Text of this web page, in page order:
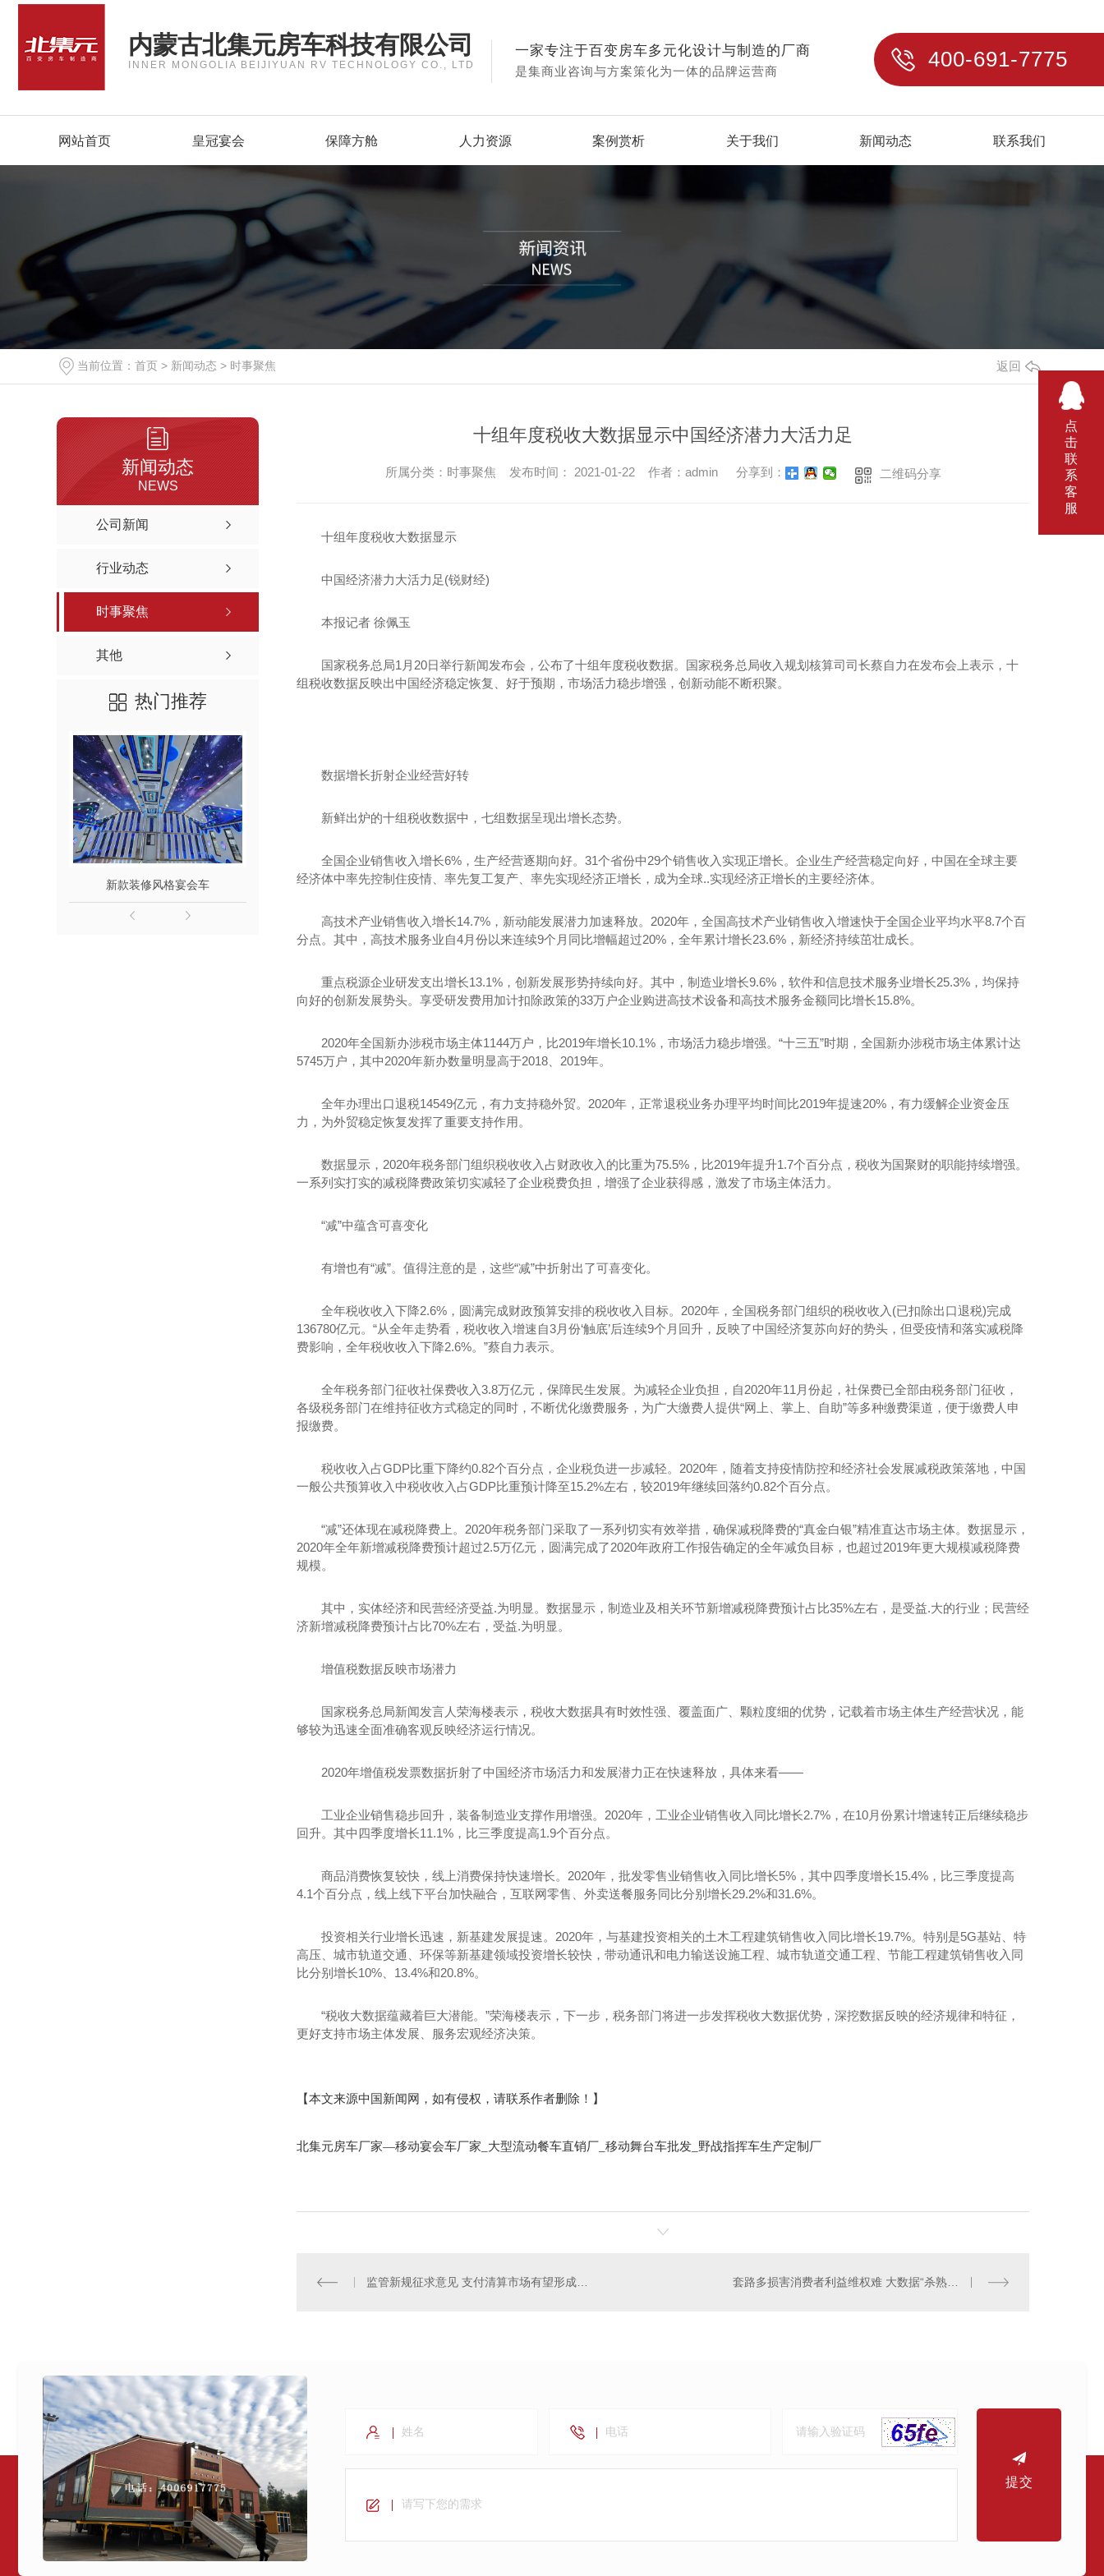
内蒙古北集元房车科技有限公司
INNER MONGOLIA BEIJIYUAN RV TECHNOLOGY CO., LTD
一家专注于百变房车多元化设计与制造的厂商
是集商业咨询与方案策化为一体的品牌运营商 400-691-7775
网站首页 皇冠宴会 保障方舱 人力资源 案例赏析 关于我们 新闻动态 联系我们
当前位置： 首页 > 新闻动态 > 时事聚焦 返回
新闻动态
NEWS
公司新闻
行业动态
时事聚焦
其他
热门推荐
新款装修风格宴会车 6.8米餐住一体多功能车 金标皇冠15米长宴会餐车 新款20桌宴会车厂家
十组年度税收大数据显示中国经济潜力大活力足
所属分类：时事聚焦 发布时间： 2021-01-22 作者：admin 分享到： 二维码分享
十组年度税收大数据显示
中国经济潜力大活力足(锐财经)
本报记者 徐佩玉
国家税务总局1月20日举行新闻发布会，公布了十组年度税收数据。国家税务总局收入规划核算司司长蔡自力在发布会上表示，十
组税收数据反映出中国经济稳定恢复、好于预期，市场活力稳步增强，创新动能不断积聚。
数据增长折射企业经营好转
新鲜出炉的十组税收数据中，七组数据呈现出增长态势。
全国企业销售收入增长6%，生产经营逐期向好。31个省份中29个销售收入实现正增长。企业生产经营稳定向好，中国在全球主要
经济体中率先控制住疫情、率先复工复产、率先实现经济正增长，成为全球..实现经济正增长的主要经济体。
高技术产业销售收入增长14.7%，新动能发展潜力加速释放。2020年，全国高技术产业销售收入增速快于全国企业平均水平8.7个百
分点。其中，高技术服务业自4月份以来连续9个月同比增幅超过20%，全年累计增长23.6%，新经济持续茁壮成长。
重点税源企业研发支出增长13.1%，创新发展形势持续向好。其中，制造业增长9.6%，软件和信息技术服务业增长25.3%，均保持
向好的创新发展势头。享受研发费用加计扣除政策的33万户企业购进高技术设备和高技术服务金额同比增长15.8%。
2020年全国新办涉税市场主体1144万户，比2019年增长10.1%，市场活力稳步增强。“十三五”时期，全国新办涉税市场主体累计达
5745万户，其中2020年新办数量明显高于2018、2019年。
全年办理出口退税14549亿元，有力支持稳外贸。2020年，正常退税业务办理平均时间比2019年提速20%，有力缓解企业资金压
力，为外贸稳定恢复发挥了重要支持作用。
数据显示，2020年税务部门组织税收收入占财政收入的比重为75.5%，比2019年提升1.7个百分点，税收为国聚财的职能持续增强。
一系列实打实的减税降费政策切实减轻了企业税费负担，增强了企业获得感，激发了市场主体活力。
“减”中蕴含可喜变化
有增也有“减”。值得注意的是，这些“减”中折射出了可喜变化。
全年税收收入下降2.6%，圆满完成财政预算安排的税收收入目标。2020年，全国税务部门组织的税收收入(已扣除出口退税)完成
136780亿元。“从全年走势看，税收收入增速自3月份‘触底’后连续9个月回升，反映了中国经济复苏向好的势头，但受疫情和落实减税降
费影响，全年税收收入下降2.6%。”蔡自力表示。
全年税务部门征收社保费收入3.8万亿元，保障民生发展。为减轻企业负担，自2020年11月份起，社保费已全部由税务部门征收，
各级税务部门在维持征收方式稳定的同时，不断优化缴费服务，为广大缴费人提供“网上、掌上、自助”等多种缴费渠道，便于缴费人申
报缴费。
税收收入占GDP比重下降约0.82个百分点，企业税负进一步减轻。2020年，随着支持疫情防控和经济社会发展减税政策落地，中国
一般公共预算收入中税收收入占GDP比重预计降至15.2%左右，较2019年继续回落约0.82个百分点。
“减”还体现在减税降费上。2020年税务部门采取了一系列切实有效举措，确保减税降费的“真金白银”精准直达市场主体。数据显示，
2020年全年新增减税降费预计超过2.5万亿元，圆满完成了2020年政府工作报告确定的全年减负目标，也超过2019年更大规模减税降费
规模。
其中，实体经济和民营经济受益.为明显。数据显示，制造业及相关环节新增减税降费预计占比35%左右，是受益.大的行业；民营经
济新增减税降费预计占比70%左右，受益.为明显。
增值税数据反映市场潜力
国家税务总局新闻发言人荣海楼表示，税收大数据具有时效性强、覆盖面广、颗粒度细的优势，记载着市场主体生产经营状况，能
够较为迅速全面准确客观反映经济运行情况。
2020年增值税发票数据折射了中国经济市场活力和发展潜力正在快速释放，具体来看——
工业企业销售稳步回升，装备制造业支撑作用增强。2020年，工业企业销售收入同比增长2.7%，在10月份累计增速转正后继续稳步
回升。其中四季度增长11.1%，比三季度提高1.9个百分点。
商品消费恢复较快，线上消费保持快速增长。2020年，批发零售业销售收入同比增长5%，其中四季度增长15.4%，比三季度提高
4.1个百分点，线上线下平台加快融合，互联网零售、外卖送餐服务同比分别增长29.2%和31.6%。
投资相关行业增长迅速，新基建发展提速。2020年，与基建投资相关的土木工程建筑销售收入同比增长19.7%。特别是5G基站、特
高压、城市轨道交通、环保等新基建领域投资增长较快，带动通讯和电力输送设施工程、城市轨道交通工程、节能工程建筑销售收入同
比分别增长10%、13.4%和20.8%。
“税收大数据蕴藏着巨大潜能。”荣海楼表示，下一步，税务部门将进一步发挥税收大数据优势，深挖数据反映的经济规律和特征，
更好支持市场主体发展、服务宏观经济决策。
【本文来源中国新闻网，如有侵权，请联系作者删除！】
北集元房车厂家—移动宴会车厂家 大型流动餐车直销厂 _移动舞台车批发 野战指挥车生产定制厂
监管新规征求意见 支付清算市场有望形成新格局 套路多损害消费者利益维权难 大数据“杀熟”必须重罚
提交
点
击
联
系
客
服